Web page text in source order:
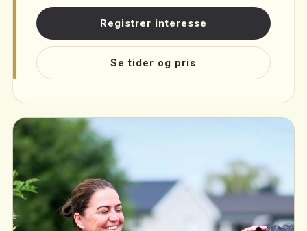
Registrer interesse
Se tider og pris